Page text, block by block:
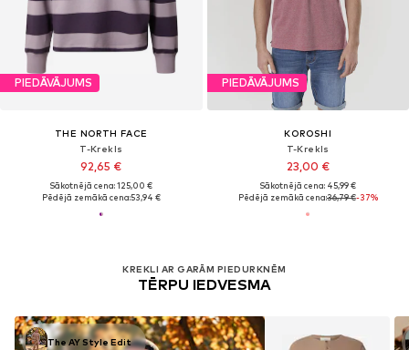
PIEDĀVĀJUMS
THE NORTH FACE
T-Krekls
92,65 €
Sākotnējā cena: 125,00 €
Pēdējā zemākā cena:53,94 €
PIEDĀVĀJUMS
KOROSHI
T-Krekls
23,00 €
Sākotnējā cena: 45,99 €
Pēdējā zemākā cena:36,79 €-37%
KREKLI AR GARĀM PIEDURKNĒM
TĒRPU IEDVESMA
The AY Style Edit